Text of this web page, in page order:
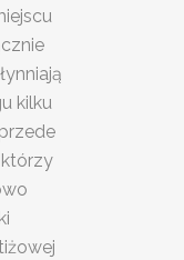
kilku
którzy